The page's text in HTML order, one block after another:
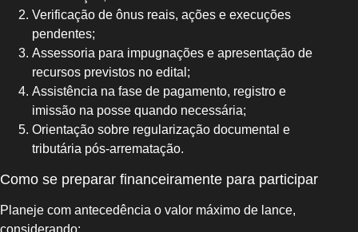
Verificação de ônus reais, ações e execuções
pendentes;
Assessoria para impugnações e apresentação de
recursos previstos no edital;
Assistência na fase de pagamento, registro e
imissão na posse quando necessária;
Orientação sobre regularização documental e
tributária pós-arrematação.
Como se preparar financeiramente para participar
Planeje com antecedência o valor máximo de lance,